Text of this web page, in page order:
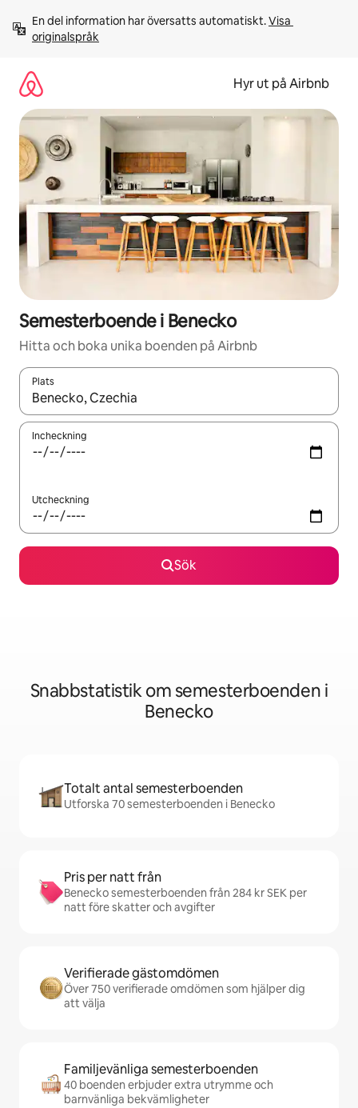
innehåll
En del information har översatts automatiskt. Visa
originalspråk
Hyr ut på Airbnb
Semesterboende i Benecko
Hitta och boka unika boenden på Airbnb
Plats
När resultaten är tillgängliga kan du navigera med upp- och
Incheckning
Utcheckning
Sök
Snabbstatistik om semesterboenden i
Benecko
Totalt antal semesterboenden
Utforska 70 semesterboenden i Benecko
Pris per natt från
Benecko semesterboenden från 284 kr SEK per
natt före skatter och avgifter
Verifierade gästomdömen
Över 750 verifierade omdömen som hjälper dig
att välja
Familjevänliga semesterboenden
40 boenden erbjuder extra utrymme och
barnvänliga bekvämligheter